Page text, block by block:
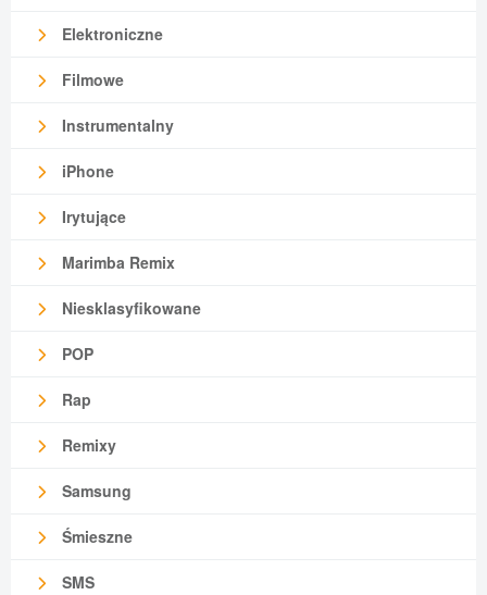
Elektroniczne
Filmowe
Instrumentalny
iPhone
Irytujące
Marimba Remix
Niesklasyfikowane
POP
Rap
Remixy
Samsung
Śmieszne
SMS